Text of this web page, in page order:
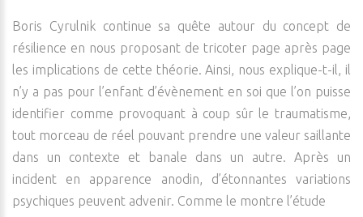
Boris Cyrulnik continue sa quête autour du concept de
résilience en nous proposant de tricoter page après page
les implications de cette théorie. Ainsi, nous explique-t-il, il
n’y a pas pour l’enfant d’évènement en soi que l’on puisse
identifier comme provoquant à coup sûr le traumatisme,
tout morceau de réel pouvant prendre une valeur saillante
dans un contexte et banale dans un autre. Après un
incident en apparence anodin, d’étonnantes variations
psychiques peuvent advenir. Comme le montre l’étude